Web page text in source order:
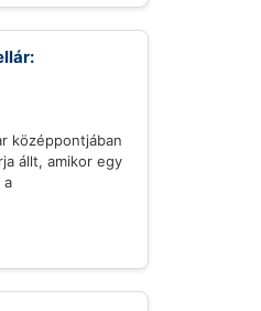
középpontjában
állt, amikor egy
a